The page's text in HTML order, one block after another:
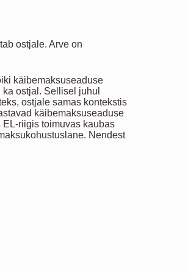
ostjale. Arve on
käibemaksuseaduse
ostjal. Sellisel juhul
ostjale samas kontekstis
käibemaksuseaduse
riigis toimuvas kaubas
Nendest